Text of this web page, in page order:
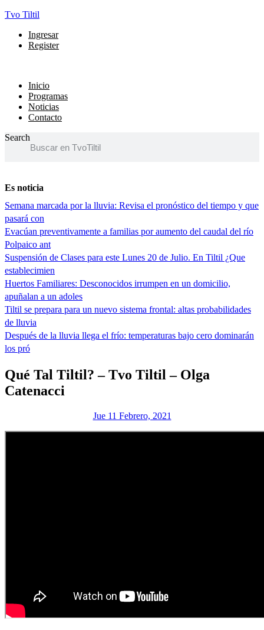
Tvo Tiltil
Menú
Ingresar
Register
Menú
Inicio
Programas
Noticias
Contacto
Search
Es noticia
Semana marcada por la lluvia: Revisa el pronóstico del tiempo y que
pasará con
Evacúan preventivamente a familias por aumento del caudal del río
Polpaico ant
Suspensión de Clases para este Lunes 20 de Julio. En Tiltil ¿Que
establecimien
Huertos Familiares: Desconocidos irrumpen en un domicilio,
apuñalan a un adoles
Tiltil se prepara para un nuevo sistema frontal: altas probabilidades
de lluvia
Después de la lluvia llega el frío: temperaturas bajo cero dominarán
los pró
Qué Tal Tiltil? – Tvo Tiltil – Olga
Catenacci
Jue 11 Febrero, 2021